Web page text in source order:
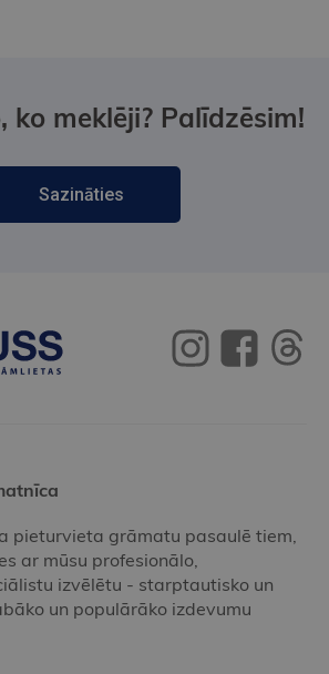
ko meklēji? Palīdzēsim!
Sazināties
pieturvieta grāmatu pasaulē tiem,
ar mūsu profesionālo,
izvēlētu - starptautisko un
un populārāko izdevumu